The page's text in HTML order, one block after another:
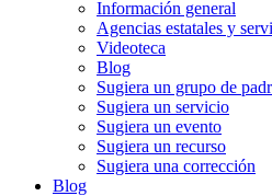
Información general
Agencias estatales y
Videoteca
Blog
Sugiera un grupo de
Sugiera un servicio
Sugiera un evento
Sugiera un recurso
Sugiera una corrección
Blog